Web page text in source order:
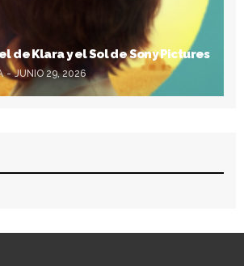
de Klara y el Sol de Sony Pictures
JUNIO 29, 2026